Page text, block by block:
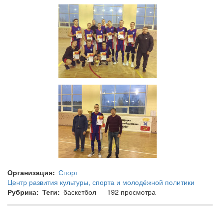
Организация
Центр развития культуры, спорта и молодёжной политики
Рубрика
Спорт
Теги
баскетбол 192 просмотра